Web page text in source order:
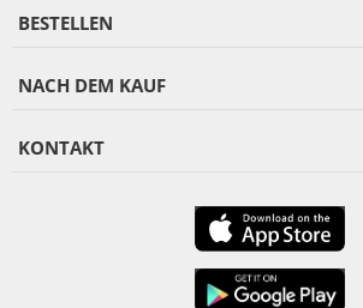
BESTELLEN
NACH DEM KAUF
KONTAKT